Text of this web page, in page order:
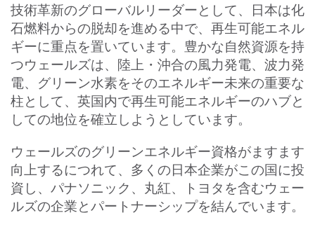
技術革新のグローバルリーダーとして、日本は化
石燃料からの脱却を進める中で、再生可能エネル
ギーに重点を置いています。豊かな自然資源を持
つウェールズは、陸上・沖合の風力発電、波力発
電、グリーン水素をそのエネルギー未来の重要な
柱として、英国内で再生可能エネルギーのハブと
しての地位を確立しようとしています。
ウェールズのグリーンエネルギー資格がますます
向上するにつれて、多くの日本企業がこの国に投
資し、パナソニック、丸紅、トヨタを含むウェー
ルズの企業とパートナーシップを結んでいます。